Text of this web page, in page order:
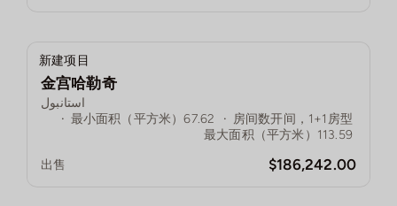
新建项目
金宫哈勒奇
استانبول
开间，1+1房型
房间数
·
67.62
最小面积（平方米）
·
113.59
最大面积（平方米）
$186,242.00
出售